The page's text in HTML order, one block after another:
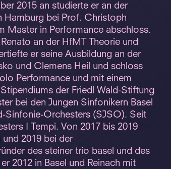
2015 an studierte er an der
Hamburg bei Prof. Christoph
Master in Performance abschloss.
an der HfMT Theorie und
er seine Ausbildung an der
und Clemens Heil und schloss
Performance und mit einem
der Friedl Wald-Stiftung
bei den Jungen Sinfonikern Basel
Sinfonie-Orchesters (SJSO). Seit
I Tempi. Von 2017 bis 2019
2019 bei der
des steiner trio basel und des
2012 in Basel und Reinach mit